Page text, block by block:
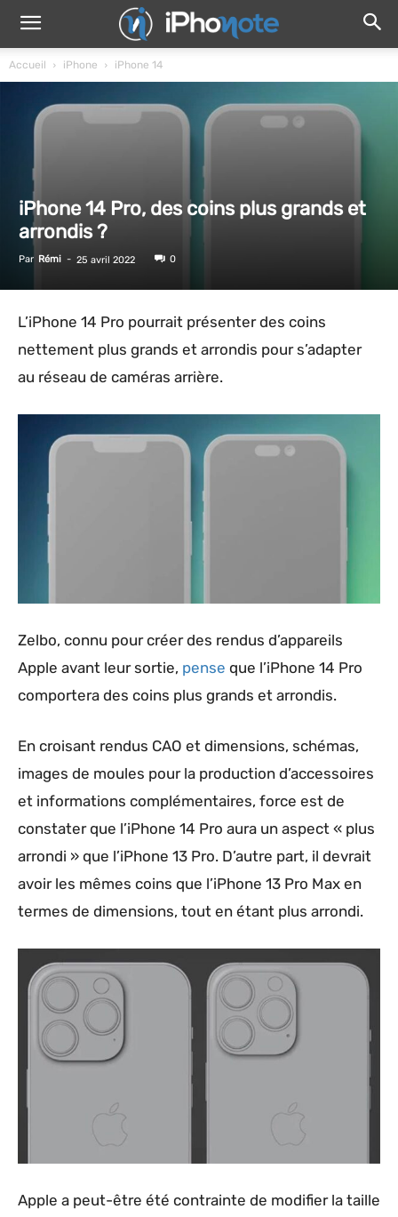
Accueil iPhone iPhone 14
iPhone 14 Pro, des coins plus grands et
arrondis ?
Par Rémi - 25 avril 2022 0
L’iPhone 14 Pro pourrait présenter des coins
nettement plus grands et arrondis pour s’adapter
au réseau de caméras arrière.
Zelbo, connu pour créer des rendus d’appareils
Apple avant leur sortie, pense que l’‌iPhone 14 Pro‌
comportera des coins plus grands et arrondis.
En croisant rendus CAO et dimensions, schémas,
images de moules pour la production d’accessoires
et informations complémentaires, force est de
constater que l’‌iPhone 14 Pro‌ aura un aspect « plus
arrondi » que l’iPhone 13 Pro. D’autre part, il devrait
avoir les mêmes coins que l’iPhone 13 Pro‌ Max en
termes de dimensions, tout en étant plus arrondi.
Apple a peut-être été contrainte de modifier la taille